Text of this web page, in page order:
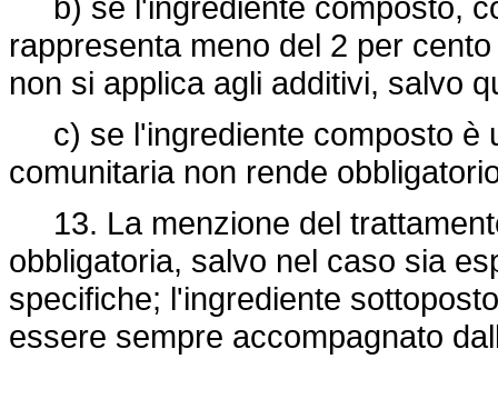
rappresenta meno del 2 per
non si applica agli additivi, salvo
c) se l'ingrediente composto è
comunitaria non rende
13. La menzione del
obbligatoria, salvo nel caso sia
specifiche; l'ingrediente
essere sempre accompagnato